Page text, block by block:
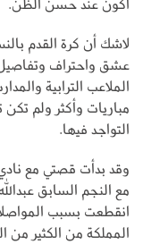
أكون عند حسن الظن.
لاشك أن كرة القدم
عشق واحتراف وتفاصيل
الملاعب الترابية
مباريات وأكثر ولم
التواجد فيها.
وقد بدأت قصتي مع
مع النجم السابق
انقطعت بسبب
المملكة من الكثير من